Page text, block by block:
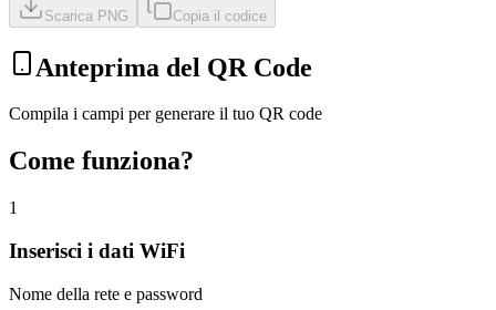
Scarica PNG Copia il codice
Anteprima del QR Code
Compila i campi per generare il tuo QR code
Come funziona?
1
Inserisci i dati WiFi
Nome della rete e password